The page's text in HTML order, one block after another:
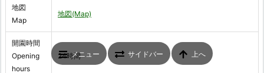
地図
Map
地図(Map)
開園時間
Opening
hours
24時間メニュー サイドバー 上へ